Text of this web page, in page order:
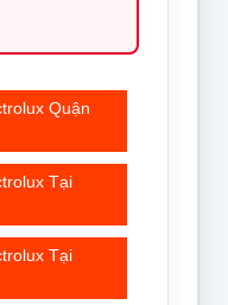
Quận
Tại
Tại